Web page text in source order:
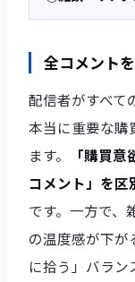
全コメント
配信者がすべて
本当に重要な購
ます。
「購買
コメント」を
です。一方で、
の温度感が下が
に拾う」バラン